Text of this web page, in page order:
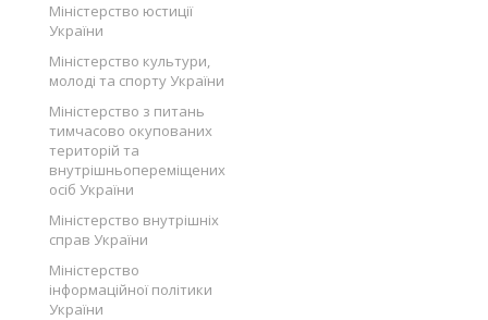
Міністерство юстиції
України
Міністерство культури,
молоді та спорту України
Міністерство з питань
тимчасово окупованих
територій та
внутрішньопереміщених
осіб України
Міністерство внутрішніх
справ України
Міністерство
інформаційної політики
України